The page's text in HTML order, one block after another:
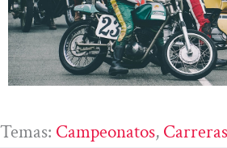
Temas: Campeonatos, Carreras